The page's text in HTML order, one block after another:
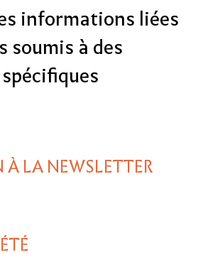
informations liées
soumis à des
LA NEWSLETTER